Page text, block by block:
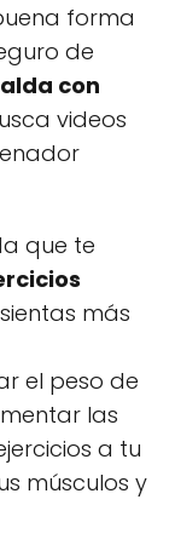
forma
de
con
videos
que te
más
el peso de
las
a tu
músculos y